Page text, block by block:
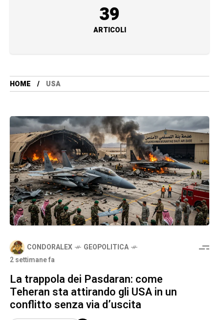
39
ARTICOLI
HOME USA
CONDORALEX
GEOPOLITICA
2 settimane fa
La trappola dei Pasdaran: come
Teheran sta attirando gli USA in un
conflitto senza via d’uscita